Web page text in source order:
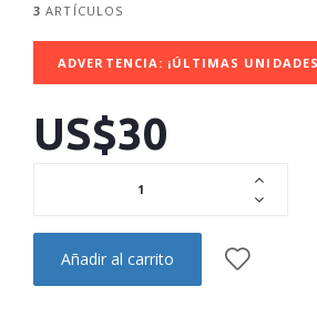
3 ARTÍCULOS
ADVERTENCIA: ¡ÚLTIMAS
US$30
Añadir al carrito